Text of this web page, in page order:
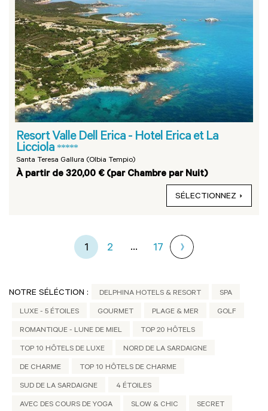
Resort Valle Dell Erica - Hotel Erica et La
Licciola *****
Santa Teresa Gallura (Olbia Tempio)
À partir de 320,00 € (par Chambre par Nuit)
SÉLECTIONNEZ
1 2 ... 17
NOTRE SÉLÉCTION : DELPHINA HOTELS & RESORT SPA
LUXE - 5 ÉTOILES GOURMET PLAGE & MER GOLF
ROMANTIQUE - LUNE DE MIEL TOP 20 HÔTELS
TOP 10 HÔTELS DE LUXE NORD DE LA SARDAIGNE
DE CHARME TOP 10 HÔTELS DE CHARME
SUD DE LA SARDAIGNE 4 ÉTOILES
AVEC DES COURS DE YOGA SLOW & CHIC SECRET